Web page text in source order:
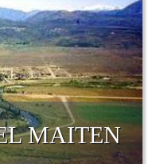
MAITEN